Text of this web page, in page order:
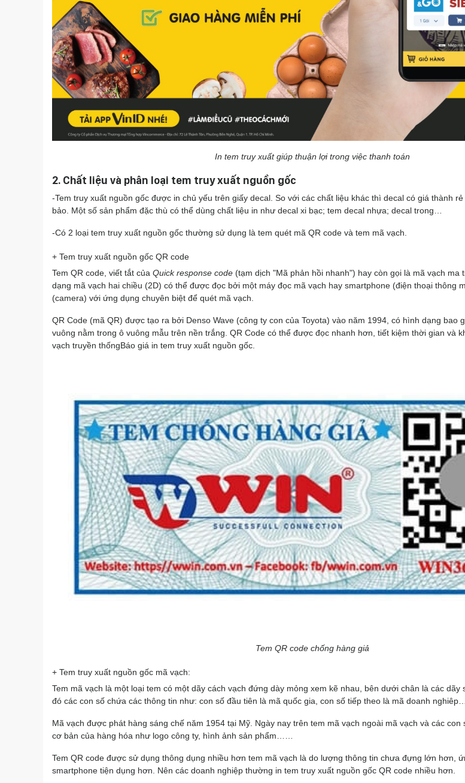
In tem truy xuất giúp thuận lợi trong việc thanh toán
2. Chất liệu và phân loại tem truy xuất nguồn gốc
-Tem truy xuất nguồn gốc được in chủ yếu trên giấy decal. So với các chất liệu khác thì decal có giá thành
bảo. Một số sản phẩm đặc thù có thể dùng chất liệu in như decal xi bạc; tem decal nhựa; decal trong…
-Có 2 loại tem truy xuất nguồn gốc thường sử dụng là tem quét mã QR code và tem mã vạch.
+ Tem truy xuất nguồn gốc QR code
Tem QR code, viết tắt của Quick response code (tạm dịch "Mã phản hồi nhanh") hay còn gọi là mã vạch ma
dạng mã vạch hai chiều (2D) có thể được đọc bởi một máy đọc mã vạch hay smartphone (điện thoại thông
(camera) với ứng dụng chuyên biệt để quét mã vạch.
QR Code (mã QR) được tạo ra bởi Denso Wave (công ty con của Toyota) vào năm 1994, có hình dạng bao
vuông nằm trong ô vuông mẫu trên nền trắng. QR Code có thể được đọc nhanh hơn, tiết kiệm thời gian và
vạch truyền thốngBáo giá in tem truy xuất nguồn gốc.
Tem QR code chống hàng giả
+ Tem truy xuất nguồn gốc mã vạch:
Tem mã vạch là một loại tem có một dãy cách vạch đứng dày mỏng xem kẽ nhau, bên dưới chân là các dãy
đó các con số chứa các thông tin như: con số đầu tiên là mã quốc gia, con số tiếp theo là mã doanh nghiêp….
Mã vạch được phát hàng sáng chế năm 1954 tại Mỹ. Ngày nay trên tem mã vạch ngoài mã vạch và các con
cơ bản của hàng hóa như logo công ty, hình ảnh sản phẩm……
Tem QR code được sử dụng thông dụng nhiều hơn tem mã vạch là do lượng thông tin chưa đựng lớn hơn,
smartphone tiện dụng hơn. Nên các doanh nghiệp thường in tem truy xuất nguồn gốc QR code nhiều hơn.